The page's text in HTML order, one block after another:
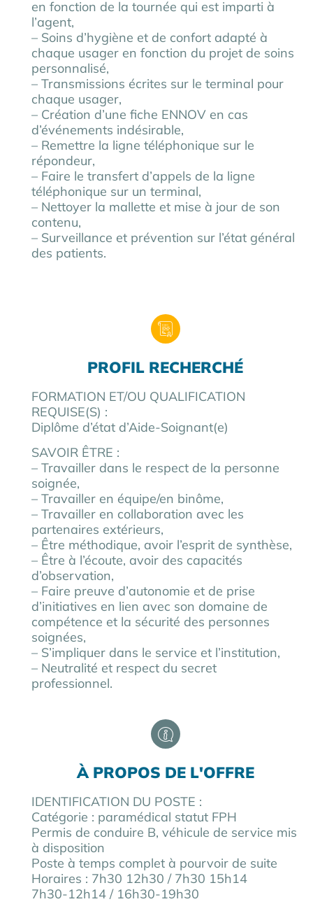
en fonction de la tournée qui est imparti à
l’agent,
– Soins d’hygiène et de confort adapté à
chaque usager en fonction du projet de soins
personnalisé,
– Transmissions écrites sur le terminal pour
chaque usager,
– Création d’une fiche ENNOV en cas
d’événements indésirable,
– Remettre la ligne téléphonique sur le
répondeur,
– Faire le transfert d’appels de la ligne
téléphonique sur un terminal,
– Nettoyer la mallette et mise à jour de son
contenu,
– Surveillance et prévention sur l’état général
des patients.
PROFIL RECHERCHÉ
FORMATION ET/OU QUALIFICATION
REQUISE(S) :
Diplôme d’état d’Aide-Soignant(e)
SAVOIR ÊTRE :
– Travailler dans le respect de la personne
soignée,
– Travailler en équipe/en binôme,
– Travailler en collaboration avec les
partenaires extérieurs,
– Être méthodique, avoir l’esprit de synthèse,
– Être à l’écoute, avoir des capacités
d’observation,
– Faire preuve d’autonomie et de prise
d’initiatives en lien avec son domaine de
compétence et la sécurité des personnes
soignées,
– S’impliquer dans le service et l’institution,
– Neutralité et respect du secret
professionnel.
À PROPOS DE L'OFFRE
IDENTIFICATION DU POSTE :
Catégorie : paramédical statut FPH
Permis de conduire B, véhicule de service mis
à disposition
Poste à temps complet à pourvoir de suite
Horaires : 7h30 12h30 / 7h30 15h14
7h30-12h14 / 16h30-19h30